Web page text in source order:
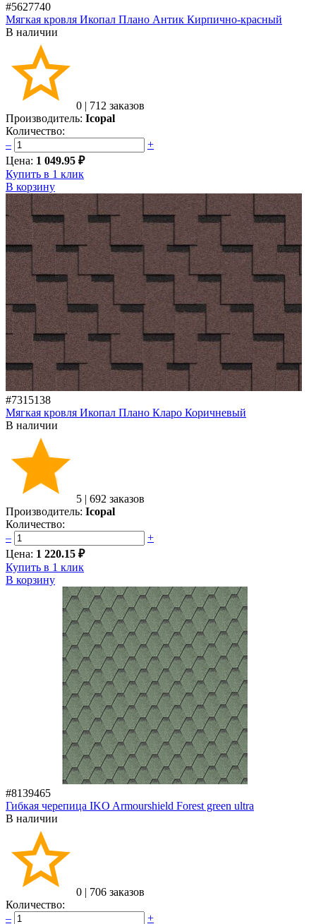
#5627740
Мягкая кровля Икопал Плано Антик Кирпично-красный
В наличии
0 | 712 заказов
Производитель: Icopal
Количество:
–
+
Цена: 1 049.95 ₽
Купить в 1 клик
В корзину
#7315138
Мягкая кровля Икопал Плано Кларо Коричневый
В наличии
5 | 692 заказов
Производитель: Icopal
Количество:
–
+
Цена: 1 220.15 ₽
Купить в 1 клик
В корзину
#8139465
Гибкая черепица IKO Armourshield Forest green ultra
В наличии
0 | 706 заказов
Количество:
–
+